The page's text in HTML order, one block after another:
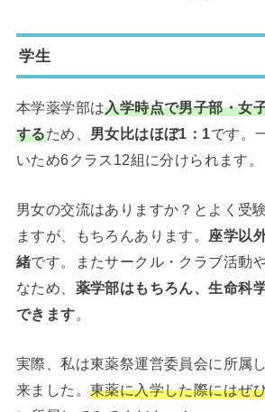
学生
本学薬学部は入学時点で男子部・女
するため、 男女比はほぼ1：1です。
いため6クラス12組に分けられます。
男女の交流はありますか？とよく受
ますが、もちろんあります。 座学以
緒です。またサークル・クラブ活動
なため、 薬学部はもちろん、生命科
できます。
実際、私は東薬祭運営委員会に所属
来ました。 東薬に入学した際にはぜ